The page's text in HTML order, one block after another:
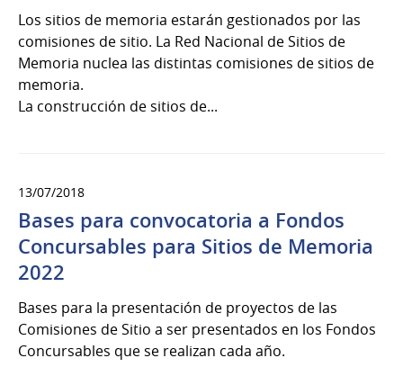
Los sitios de memoria estarán gestionados por las
comisiones de sitio. La Red Nacional de Sitios de
Memoria nuclea las distintas comisiones de sitios de
memoria.
La construcción de sitios de...
13/07/2018
Bases para convocatoria a Fondos
Concursables para Sitios de Memoria
2022
Bases para la presentación de proyectos de las
Comisiones de Sitio a ser presentados en los Fondos
Concursables que se realizan cada año.